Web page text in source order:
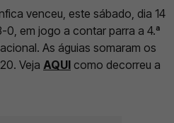
venceu, este sábado, dia 14
0, em jogo a contar parra a 4.ª
As águias somaram os
Veja AQUI como decorreu a